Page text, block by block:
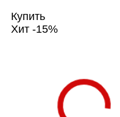
Купить
Хит -15%